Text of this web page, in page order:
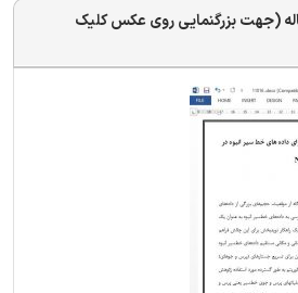
(جهت بزرگنمایی روی عکس کلیک